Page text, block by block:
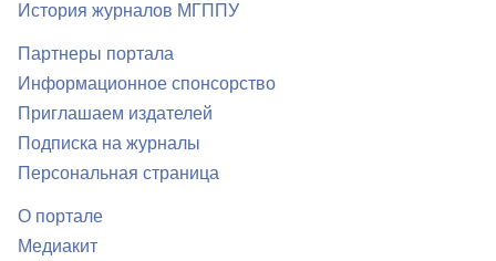
История журналов МГППУ
Партнеры портала
Информационное спонсорство
Приглашаем издателей
Подписка на журналы
Персональная страница
О портале
Медиакит